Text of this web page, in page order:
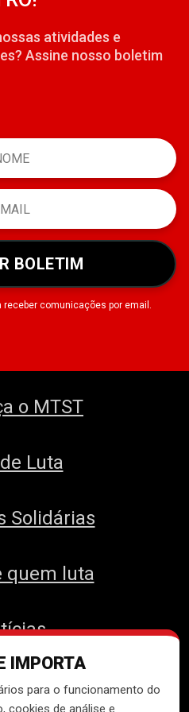
IMPORTA
para o funcionamento do
cookies de análise e
atividades e
Assine nosso boletim
BOLETIM
comunicações por email.
o MTST
Luta
Solidárias
quem luta